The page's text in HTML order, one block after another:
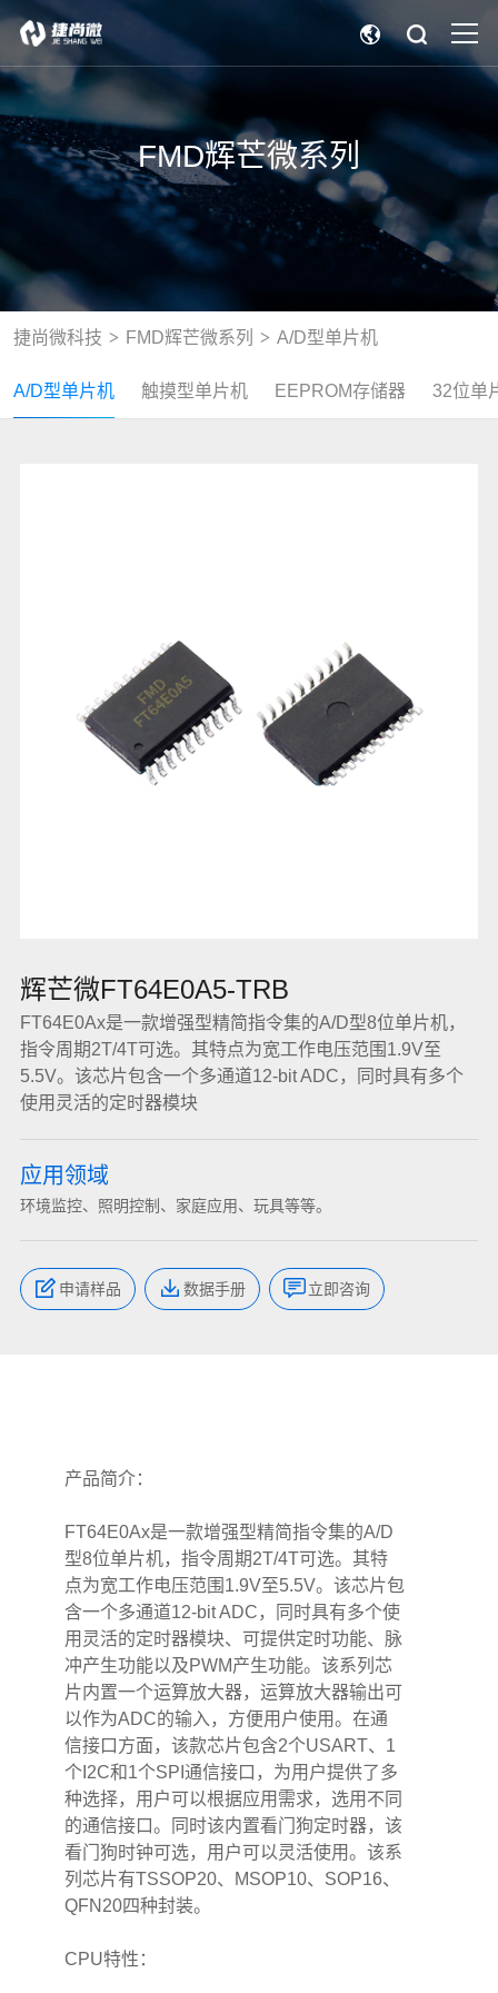
FMD辉芒微系列
捷尚微科技 FMD辉芒微系列 A/D型单片机
A/D型单片机 触摸型单片机 EEPROM存储器 32位单
辉芒微FT64E0A5-TRB
FT64E0Ax是一款增强型精简指令集的A/D型8位单片机，
指令周期2T/4T可选。其特点为宽工作电压范围1.9V至
5.5V。该芯片包含一个多通道12-bit ADC，同时具有多个
使用灵活的定时器模块
应用领域
环境监控、照明控制、家庭应用、玩具等等。
申请样品 数据手册 立即咨询
产品简介：
FT64E0Ax是一款增强型精简指令集的A/D
型8位单片机，指令周期2T/4T可选。其特
点为宽工作电压范围1.9V至5.5V。该芯片包
含一个多通道12-bit ADC，同时具有多个使
用灵活的定时器模块、可提供定时功能、脉
冲产生功能以及PWM产生功能。该系列芯
片内置一个运算放大器，运算放大器输出可
以作为ADC的输入，方便用户使用。在通
信接口方面，该款芯片包含2个USART、1
个I2C和1个SPI通信接口，为用户提供了多
种选择，用户可以根据应用需求，选用不同
的通信接口。同时该内置看门狗定时器，该
看门狗时钟可选，用户可以灵活使用。该系
列芯片有TSSOP20、MSOP10、SOP16、
QFN20四种封装。
CPU特性：